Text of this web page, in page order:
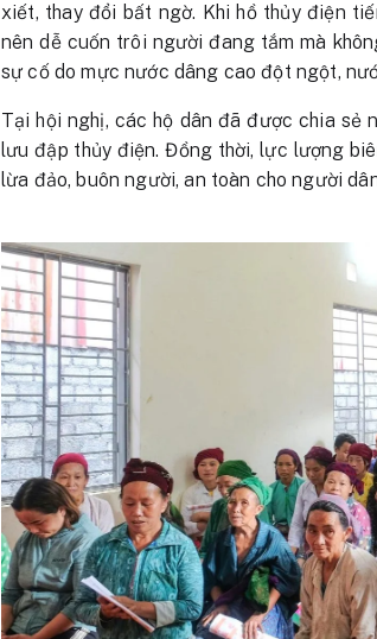
xiết, thay đổi bất ngờ. Khi hồ thủy điện
nên dễ cuốn trôi người đang tắm mà
sự cố do mực nước dâng cao đột ngột,
Tại hội nghị, các hộ dân đã được chia sẻ
lưu đập thủy điện. Đồng thời, lực lượng
lừa đảo, buôn người, an toàn cho người